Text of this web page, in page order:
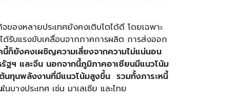
ของหลายประเทศยังคงเติบโตได้ดี โดยเฉพาะ
รับแรงขับเคลื่อนจากภาคการผลิต การส่งออก
ก็ยังคงเผชิญความเสี่ยงจากความไม่แน่นอน
ฐฯ และจีน นอกจากนี้ภูมิภาคอาเซียนมีแนวโน้ม
นทุนพลังงานที่มีแนวโน้มสูงขึ้น รวมทั้งภาระหนี้
ในบางประเทศ เช่น มาเลเซีย และไทย